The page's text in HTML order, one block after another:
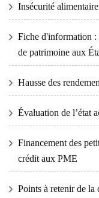
Insécurité
Fiche d'information :
de patrimoine aux
Hausse des
Évaluation de l’état
Financement des
crédit aux PME
Points à retenir de la